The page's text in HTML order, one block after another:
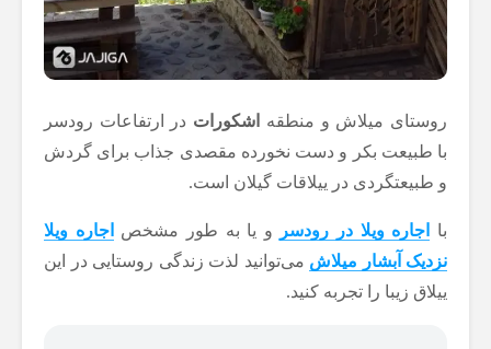
روستای میلاش و منطقه اشکورات در ارتفاعات رودسر
با طبیعت بکر و دست نخورده مقصدی جذاب برای گردش
و طبیعتگردی در ییلاقات گیلان است.
با اجاره ویلا در رودسر و یا به طور مشخص
اجاره ویلا
نزدیک آبشار میلاش می‌توانید لذت زندگی روستایی در این
ییلاق زیبا را تجربه کنید.